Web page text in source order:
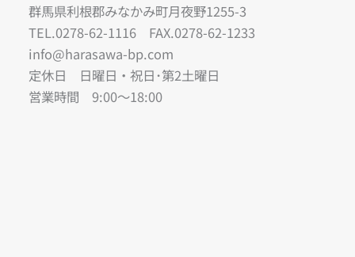
群馬県利根郡みなかみ町月夜野1255-3
TEL.0278-62-1116 FAX.0278-62-1233
info@harasawa-bp.com
定休日 日曜日・祝日･第2土曜日
営業時間 9:00〜18:00